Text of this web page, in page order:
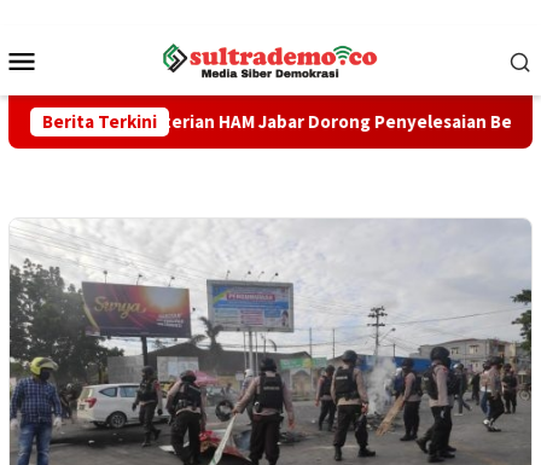
konten
Mobile
Berita Terkini
Kementerian HAM Jabar ‎Dorong Penyelesaian Berkeadilan